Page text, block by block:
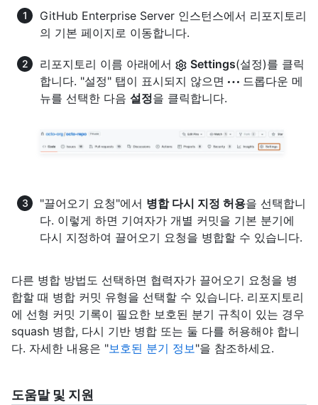
GitHub Enterprise Server 인스턴스에서 리포지토리
의 기본 페이지로 이동합니다.
리포지토리 이름 아래에서 Settings(설정)를 클릭
합니다. "설정" 탭이 표시되지 않으면
드롭다운 메
뉴를 선택한 다음 설정을 클릭합니다.
"끌어오기 요청"에서 병합 다시 지정 허용을 선택합니
다. 이렇게 하면 기여자가 개별 커밋을 기본 분기에
다시 지정하여 끌어오기 요청을 병합할 수 있습니다.
다른 병합 방법도 선택하면 협력자가 끌어오기 요청을 병
합할 때 병합 커밋 유형을 선택할 수 있습니다. 리포지토리
에 선형 커밋 기록이 필요한 보호된 분기 규칙이 있는 경우
squash 병합, 다시 기반 병합 또는 둘 다를 허용해야 합니
다. 자세한 내용은 "보호된 분기 정보 "을 참조하세요.
도움말 및 지원